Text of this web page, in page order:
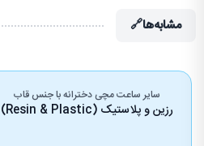
مشابه‌ها🔗
سایر ساعت مچی دخترانه با جنس قاب
رزین و پلاستیک (Resin & Plastic)